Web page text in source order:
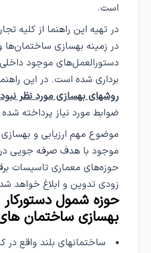
است.
در تهیه این راهنما از کلیه
در زمینه بهسازی ساختمان‌ها
دستورالعمل‌های موجود داخلی
برداری شده است. در این
روشهای بهسازی مورد نظر
ضوابط مورد نیاز پرداخته
موضوع مهم ارزیابی و
موجود با هدف صرفه جویی
حوزه‌های معماری تاسیسات
زودی تدوین و ابلاغ خواهد
حوزه شمول دستورکار
بهسازی ساختمان
ساختمانهای بلند واقع در